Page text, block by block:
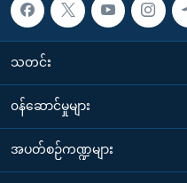
သတင်း
၀န်ဆောင်မှုများ
အပတ်စဉ်ကဏ္ဍများ